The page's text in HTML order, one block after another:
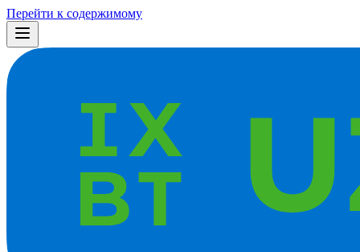
Перейти к содержимому